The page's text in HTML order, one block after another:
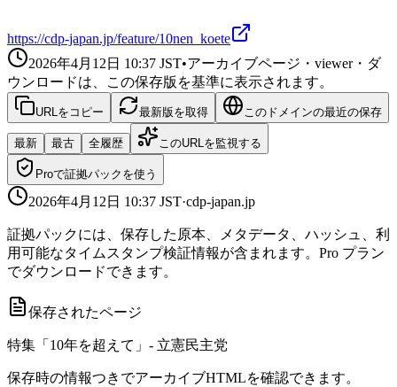
https://cdp-japan.jp/feature/10nen_koete
2026年4月12日 10:37 JST•アーカイブページ・viewer・ダ
ウンロードは、この保存版を基準に表示されます。
URLをコピー 最新版を取得 このドメインの最近の保存
最新 最古 全履歴 このURLを監視する
Proで証拠パックを使う
2026年4月12日 10:37 JST·cdp-japan.jp
証拠パックには、保存した原本、メタデータ、ハッシュ、利
用可能なタイムスタンプ検証情報が含まれます。Pro プラン
でダウンロードできます。
保存されたページ
特集「10年を超えて」- 立憲民主党
保存時の情報つきでアーカイブHTMLを確認できます。